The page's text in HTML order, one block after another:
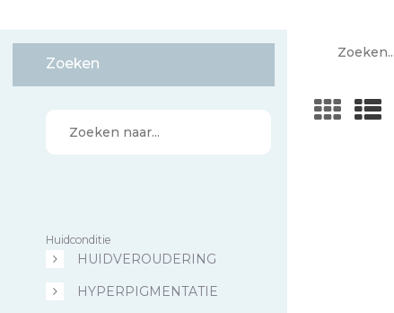
Zoeken
naar...
Huidconditie
HUIDVEROUDERING
HYPERPIGMENTATIE